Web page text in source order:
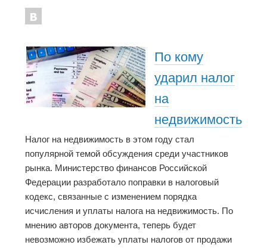
По кому
ударил налог
на
недвижимость
Налог на недвижимость в этом году стал
популярной темой обсуждения среди участников
рынка. Министерство финансов Российской
Федерации разработало поправки в налоговый
кодекс, связанные с изменением порядка
исчисления и уплаты налога на недвижимость. По
мнению авторов документа, теперь будет
невозможно избежать уплаты налогов от продажи